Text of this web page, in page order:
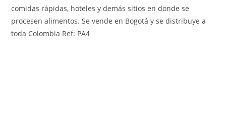
comidas rápidas, hoteles y demás sitios en donde se
procesen alimentos. Se vende en Bogotá y se distribuye a
toda Colombia Ref: PA4